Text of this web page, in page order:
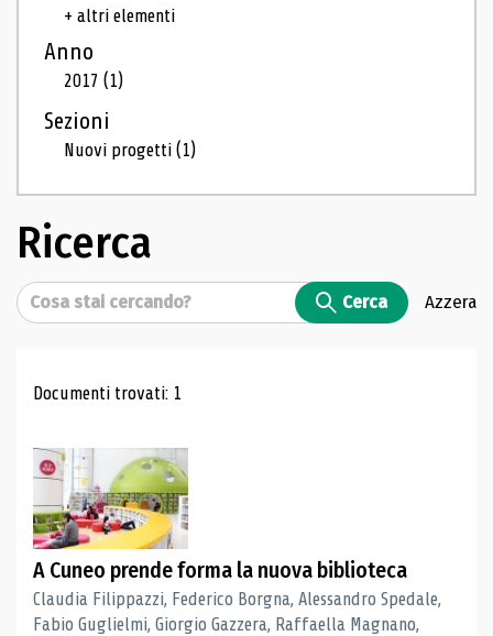
+ altri elementi
Anno
2017(1)
Sezioni
Nuovi progetti(1)
Ricerca
Cerca Cerca Azzera
Risultati di ricerca
Documenti trovati: 1
A Cuneo prende forma la nuova biblioteca
Claudia Filippazzi, Federico Borgna, Alessandro Spedale,
Fabio Guglielmi, Giorgio Gazzera, Raffaella Magnano,